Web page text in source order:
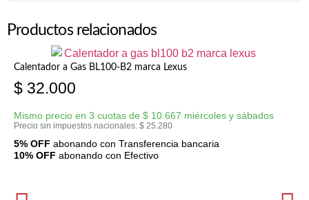
Productos relacionados
Calentador a Gas BL100-B2 marca Lexus
$ 32.000
Mismo precio en 3 cuotas de $ 10.667 miércoles y sábados
Precio sin impuestos nacionales: $ 25.280
5% OFF abonando con Transferencia bancaria
10% OFF abonando con Efectivo